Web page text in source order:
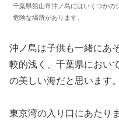
千葉県館山市沖ノ島にはいくつかの
危険な場所があります。
沖ノ島は子供も一緒にあ
較的浅く、千葉県におい
の美しい海だと思います。
東京湾の入り口にあたり